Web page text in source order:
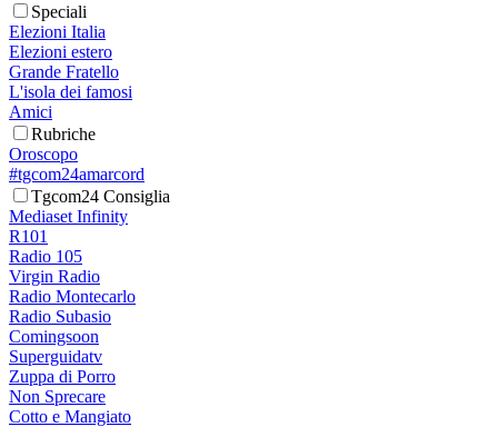
Speciali
Elezioni Italia
Elezioni estero
Grande Fratello
L'isola dei famosi
Amici
Rubriche
Oroscopo
#tgcom24amarcord
Tgcom24 Consiglia
Mediaset Infinity
R101
Radio 105
Virgin Radio
Radio Montecarlo
Radio Subasio
Comingsoon
Superguidatv
Zuppa di Porro
Non Sprecare
Cotto e Mangiato